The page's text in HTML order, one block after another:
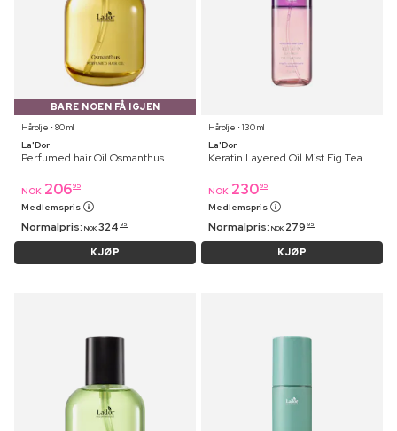
BARE NOEN FÅ IGJEN
Hårolje ⋅ 80 ml
La'Dor
Perfumed hair Oil Osmanthus
NOK 20695
Medlemspris
Normalpris: NOK 324 95
KJØP
Hårolje ⋅ 130 ml
La'Dor
Keratin Layered Oil Mist Fig Tea
NOK 23095
Medlemspris
Normalpris: NOK 279 95
KJØP